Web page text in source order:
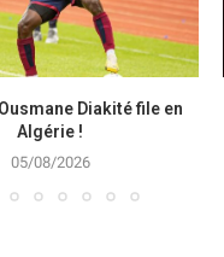
Diakité file en
Algérie !
05/08/2026